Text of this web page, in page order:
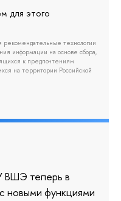
для этого
технологии
информации на основе сбора,
к предпочтениям
на территории Российской
ВШЭ теперь в
новыми функциями